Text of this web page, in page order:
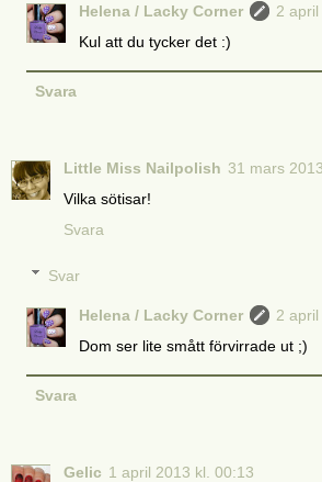
Helena / Lacky Corner
2
Kul att du tycker det :)
Svara
Little Miss Nailpolish 31 mars
Vilka sötisar!
Svara
Svar
Helena / Lacky Corner
2
Dom ser lite smått förvirrade ut ;)
Svara
Gelic 1 april 2013 kl. 00:13